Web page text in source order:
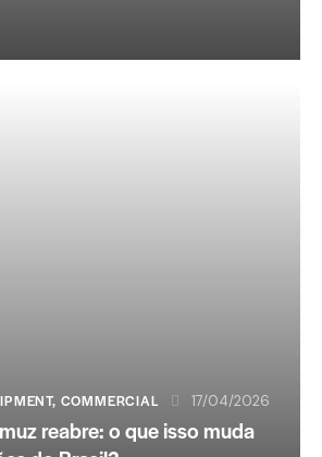
, COMMERCIAL 17/04/2026
reabre: o que isso muda